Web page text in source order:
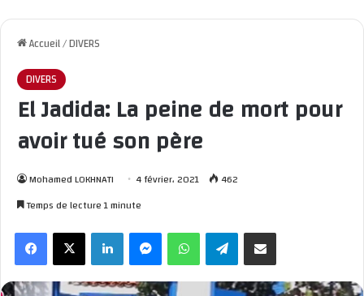
Accueil/DIVERS
DIVERS
El Jadida: La peine de mort pour
avoir tué son père
Mohamed LOKHNATI 4 février، 2021
462
Temps de lecture 1 minute
Telegram